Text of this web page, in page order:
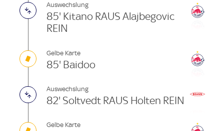
Auswechslung
85' Kitano RAUS Alajbegovic
REIN
Gelbe Karte
85' Baidoo
Auswechslung
82' Soltvedt RAUS Holten REIN
Gelbe Karte